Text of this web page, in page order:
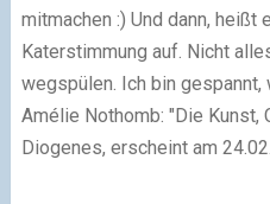
mitmachen :) Und dann, heißt
Katerstimmung auf. Nicht
wegspülen. Ich bin gespannt,
Amélie Nothomb: "Die Kunst,
Diogenes, erscheint am